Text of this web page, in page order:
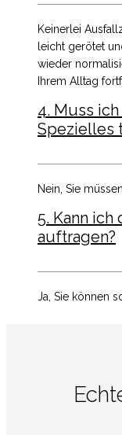
Keinerlei
leicht gerötet
wieder
Ihrem Alltag
4. Muss
Spezielles
Nein, Sie
5. Kann
auftragen?
Ja, Sie können